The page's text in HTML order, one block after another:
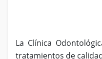
La Clínica
tratamientos de